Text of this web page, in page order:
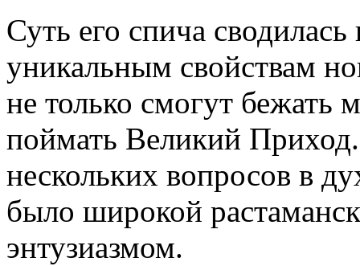
Суть его спича сводилась
уникальным свойствам
не только смогут бежать
поймать Великий
нескольких вопросов в
было широкой
энтузиазмом.